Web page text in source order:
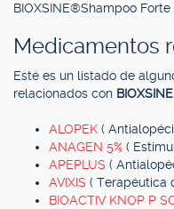
BIOXSINE®Shampoo
Medicamentos
Este es un listado de
relacionados con
ALOPEK (
ANAGEN 5% (
APEPLUS (
AVIXIS ( Terapéutica
BIOACTIV KNOP P